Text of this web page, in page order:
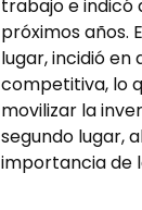
trabajo e indicó
próximos años.
lugar, incidió en
competitiva, lo
movilizar la
segundo lugar,
importancia de